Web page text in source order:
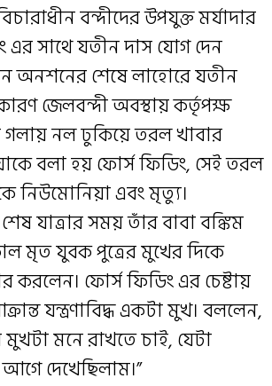
বন্দীদের উপযুক্ত মর্যাদার
এর সাথে যতীন দাস যোগ দেন
অনশনের শেষে লাহোরে যতীন
জেলবন্দী অবস্থায় কর্তৃপক্ষ
নল ঢুকিয়ে তরল খাবার
বলা হয় ফোর্স ফিডিং, সেই তরল
নিউমোনিয়া এবং মৃত্যু।
যাত্রার সময় তাঁর বাবা বঙ্কিম
মৃত যুবক পুত্রের মুখের দিকে
করলেন। ফোর্স ফিডিং এর চেষ্টায়
যন্ত্রণাবিদ্ধ একটা মুখ। বললেন,
মুখটা মনে রাখতে চাই, যেটা
দেখেছিলাম।”